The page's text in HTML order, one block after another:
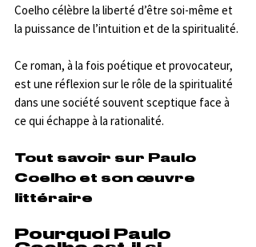
Coelho célèbre la liberté d’être soi-même et
la puissance de l’intuition et de la spiritualité.
Ce roman, à la fois poétique et provocateur,
est une réflexion sur le rôle de la spiritualité
dans une société souvent sceptique face à
ce qui échappe à la rationalité.
Tout savoir sur Paulo
Coelho et son œuvre
littéraire
Pourquoi Paulo